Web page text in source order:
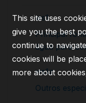
ws1
Principal
água para
ws1z
Outros
This site uses
give you the best
continue to
cookies will be
more about